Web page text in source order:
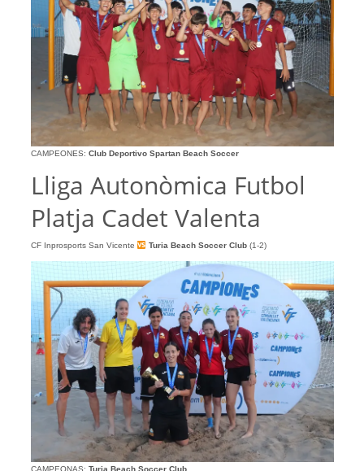
CAMPEONES: Club Deportivo Spartan Beach Soccer
Lliga Autonòmica Futbol
Platja Cadet Valenta
CF Inprosports San Vicente Turia Beach Soccer Club(1-2)